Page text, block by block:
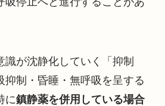
が沈静化していく「抑制
抑制・昏睡・無呼吸を呈する
に鎮静薬を併用している場合